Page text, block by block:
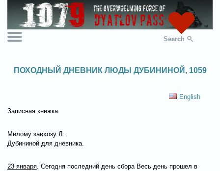
Search
ПОХОДНЫЙ ДНЕВНИК ЛЮДЫ ДУБИНИНОЙ, 1059
English
Записная книжка
Милому завхозу Л.
Дубининой для дневника.
23 января . Сегодня последний день сбора Весь день прошел в